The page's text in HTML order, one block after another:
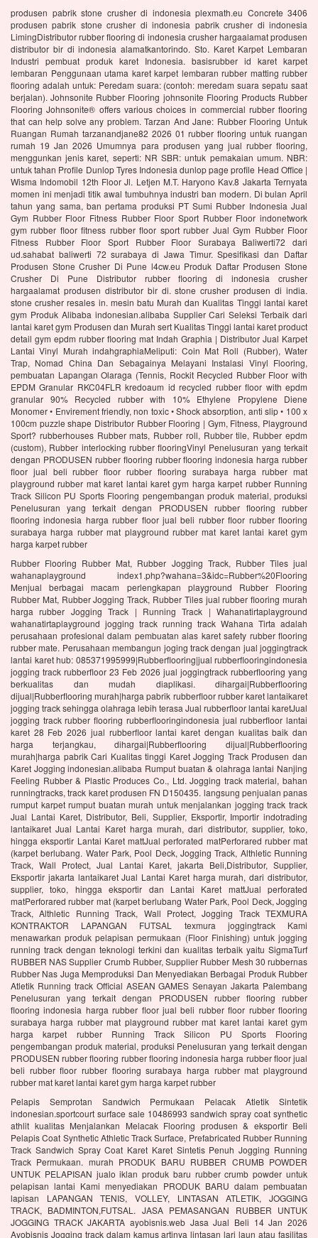
produsen pabrik stone crusher di indonesia plexmath.eu Concrete 3406
produsen pabrik stone crusher di indonesia pabrik crusher di indonesia
LimingDistributor rubber flooring di indonesia crusher hargaalamat produsen
distributor bir di indonesia alamatkantorindo. Sto. Karet Karpet Lembaran
Industri pembuat produk karet Indonesia. basisrubber id karet karpet
lembaran Penggunaan utama karet karpet lembaran rubber matting rubber
flooring adalah untuk: Peredam suara: (contoh: meredam suara sepatu saat
berjalan). Johnsonite Rubber Flooring johnsonite Flooring Products Rubber
Flooring Johnsonite® offers various choices in commercial rubber flooring
that can help solve any problem. Tarzan And Jane: Rubber Flooring Untuk
Ruangan Rumah tarzanandjane82 2026 01 rubber flooring untuk ruangan
rumah 19 Jan 2026 Umumnya para produsen yang jual rubber flooring,
menggunkan jenis karet, seperti: NR SBR: untuk pemakaian umum. NBR:
untuk tahan Profile Dunlop Tyres Indonesia dunlop page profile Head Office |
Wisma Indomobil 12th Floor Jl. Letjen M.T. Haryono Kav.8 Jakarta Ternyata
momen ini menjadi titik awal tumbuhnya industri ban modern. Di bulan April
tahun yang sama, ban pertama produksi PT Sumi Rubber Indonesia Jual
Gym Rubber Floor Fitness Rubber Floor Sport Rubber Floor indonetwork
gym rubber floor fitness rubber floor sport rubber Jual Gym Rubber Floor
Fitness Rubber Floor Sport Rubber Floor Surabaya Baliwerti72 dari
ud.sahabat baliwerti 72 surabaya di Jawa Timur. Spesifikasi dan Daftar
Produsen Stone Crusher Di Pune l4cw.eu Produk Daftar Produsen Stone
Crusher Di Pune Distributor rubber flooring di indonesia crusher
hargaalamat produsen distributor bir di. stone crusher produsen di india.
stone crusher resales in. mesin batu Murah dan Kualitas Tinggi lantai karet
gym Produk Alibaba indonesian.alibaba Supplier Cari Seleksi Terbaik dari
lantai karet gym Produsen dan Murah sert Kualitas Tinggi lantai karet product
detail gym epdm rubber flooring mat Indah Graphia | Distributor Jual Karpet
Lantai Vinyl Murah indahgraphiaMeliputi: Coin Mat Roll (Rubber), Water
Trap, Nomad China Dan Sebagainya Melayani Instalasi Vinyl Flooring,
pembuatan Lapangan Olaraga (Tennis, Rockit Recycled Rubber Floor with
EPDM Granular RKC04FLR kredoaum id recycled rubber floor with epdm
granular 90% Recycled rubber with 10% Ethylene Propylene Diene
Monomer • Envirement friendly, non toxic • Shock absorption, anti slip • 100 x
100cm puzzle shape Distributor Rubber Flooring | Gym, Fitness, Playground
Sport? rubberhouses Rubber mats, Rubber roll, Rubber tile, Rubber epdm
(custom), Rubber interlocking rubber flooringVinyl Penelusuran yang terkait
dengan PRODUSEN rubber flooring rubber flooring indonesia harga rubber
floor jual beli rubber floor rubber flooring surabaya harga rubber mat
playground rubber mat karet lantai karet gym harga karpet rubber Running
Track Silicon PU Sports Flooring pengembangan produk material, produksi
Penelusuran yang terkait dengan PRODUSEN rubber flooring rubber
flooring indonesia harga rubber floor jual beli rubber floor rubber flooring
surabaya harga rubber mat playground rubber mat karet lantai karet gym
harga karpet rubber
Rubber Flooring Rubber Mat, Rubber Jogging Track, Rubber Tiles jual
wahanaplayground index1.php?wahana=3&idc=Rubber%20Flooring
Menjual berbagai macam perlengkapan playground Rubber Flooring
Rubber Mat, Rubber Jogging Track, Rubber Tiles jual rubber flooring murah
harga rubber Jogging Track | Running Track | Wahanatirtaplayground
wahanatirtaplayground jogging track running track Wahana Tirta adalah
perusahaan profesional dalam pembuatan alas karet safety rubber flooring
rubber mate. Perusahaan membangun joging track dengan jual joggingtrack
lantai karet hub: 085371995999|Rubberflooring|jual rubberflooringindonesia
jogging track rubberfloor 23 Feb 2026 jual joggingtrack rubberflooring yang
berkualitas dan mudah diaplikasi. dihargai|Rubberflooring
dijual|Rubberflooring murah|harga pabrik rubberfloor rubber karet lantaikaret
jogging track sehingga olahraga lebih terasa Jual rubberfloor lantai karetJual
jogging track rubber flooring rubberflooringindonesia jual rubberfloor lantai
karet 28 Feb 2026 jual rubberfloor lantai karet dengan kualitas baik dan
harga terjangkau, dihargai|Rubberflooring dijual|Rubberflooring
murah|harga pabrik Cari Kualitas tinggi Karet Jogging Track Produsen dan
Karet Jogging indonesian.alibaba Rumput buatan & olahraga lantai Nanjing
Feeling Rubber & Plastic Produces Co., Ltd. Jogging track material, bahan
runningtracks, track karet produsen FN D150435. langsung penjualan panas
rumput karpet rumput buatan murah untuk menjalankan jogging track track
Jual Lantai Karet, Distributor, Beli, Supplier, Eksportir, Importir indotrading
lantaikaret Jual Lantai Karet harga murah, dari distributor, supplier, toko,
hingga eksportir Lantai Karet mattJual perforated matPerforared rubber mat
(karpet berlubang. Water Park, Pool Deck, Jogging Track, Althletic Running
Track, Wall Protect, Jual Lantai Karet, jakarta Beli,Distributor, Supplier,
Eksportir jakarta lantaikaret Jual Lantai Karet harga murah, dari distributor,
supplier, toko, hingga eksportir dan Lantai Karet mattJual perforated
matPerforared rubber mat (karpet berlubang Water Park, Pool Deck, Jogging
Track, Althletic Running Track, Wall Protect, Jogging Track TEXMURA
KONTRAKTOR LAPANGAN FUTSAL texmura joggingtrack Kami
menawarkan produk pelapisan permukaan (Floor Finishing) untuk jogging
running track dengan teknologi terkini dan kualitas terbaik yaitu SigmaTurf
RUBBER NAS Supplier Crumb Rubber, Supplier Rubber Mesh 30 rubbernas
Rubber Nas Juga Memproduksi Dan Menyediakan Berbagai Produk Rubber
Atletik Running track Official ASEAN GAMES Senayan Jakarta Palembang
Penelusuran yang terkait dengan PRODUSEN rubber flooring rubber
flooring indonesia harga rubber floor jual beli rubber floor rubber flooring
surabaya harga rubber mat playground rubber mat karet lantai karet gym
harga karpet rubber Running Track Silicon PU Sports Flooring
pengembangan produk material, produksi Penelusuran yang terkait dengan
PRODUSEN rubber flooring rubber flooring indonesia harga rubber floor jual
beli rubber floor rubber flooring surabaya harga rubber mat playground
rubber mat karet lantai karet gym harga karpet rubber
Pelapis Semprotan Sandwich Permukaan Pelacak Atletik Sintetik
indonesian.sportcourt surface sale 10486993 sandwich spray coat synthetic
athlit kualitas Menjalankan Melacak Flooring produsen & eksportir Beli
Pelapis Coat Synthetic Athletic Track Surface, Prefabricated Rubber Running
Track Sandwich Spray Coat Karet Karet Sintetis Penuh Jogging Running
Track Permukaan. murah PRODUK BARU RUBBER CRUMB POWDER
UNTUK PELAPISAN jualo iklan produk baru rubber crumb powder untuk
pelapisan lantai Kami menyediakan PRODUK BARU dalam pembuatan
lapisan LAPANGAN TENIS, VOLLEY, LINTASAN ATLETIK, JOGGING
TRACK, BADMINTON,FUTSAL. JASA PEMASANGAN RUBBER UNTUK
JOGGING TRACK JAKARTA ayobisnis.web Jasa Jual Beli 14 Jan 2026
Ayobisnis Jogging track dalam kamus artinya lintasan lari laun atau fasilitas